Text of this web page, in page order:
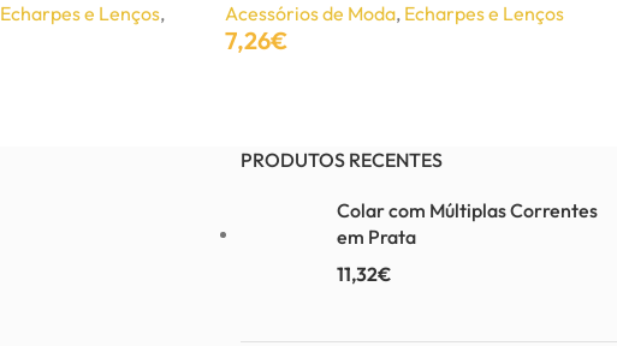
Echarpes e Lenços,
Acessórios de Moda, Echarpes e Lenços
7,26€
PRODUTOS RECENTES
Colar com Múltiplas Correntes
em Prata
11,32€